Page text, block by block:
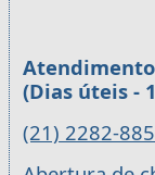
(Dias úteis -
(21) 2282-